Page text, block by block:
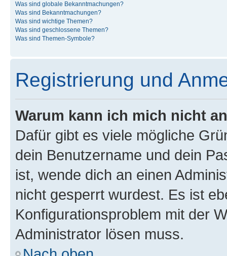
Was sind globale Bekanntmachungen?
Was sind Bekanntmachungen?
Was sind wichtige Themen?
Was sind geschlossene Themen?
Was sind Themen-Symbole?
Registrierung und
Warum kann ich mich nicht
Dafür gibt es viele mögliche
dein Benutzername und dein
ist, wende dich an einen
nicht gesperrt wurdest. Es ist
Konfigurationsproblem mit der
Administrator lösen muss.